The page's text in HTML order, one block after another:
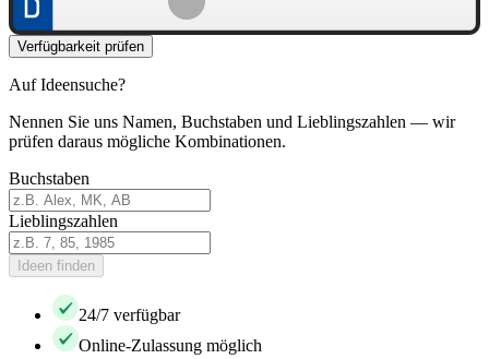
Verfügbarkeit prüfen
Auf Ideensuche?
Nennen Sie uns Namen, Buchstaben und Lieblingszahlen — wir
prüfen daraus mögliche Kombinationen.
Buchstaben
Lieblingszahlen
Ideen finden
24/7 verfügbar
Online-Zulassung möglich